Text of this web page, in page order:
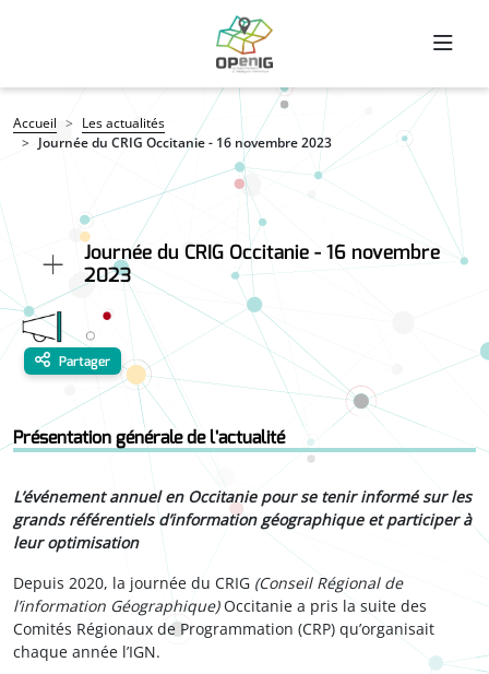
Fil d'Ariane
Accueil
Les actualités
Journée du CRIG Occitanie - 16 novembre 2023
Journée du CRIG Occitanie - 16 novembre
2023
Partager
Présentation générale de l'actualité
L’événement annuel en Occitanie pour se tenir informé sur les
grands référentiels d’information géographique et participer à
leur optimisation
Depuis 2020, la journée du CRIG (Conseil Régional de
l’information Géographique)Occitanie a pris la suite des
Comités Régionaux de Programmation (CRP) qu’organisait
chaque année l’IGN.